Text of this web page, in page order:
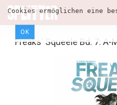
Cookies ermöglichen eine
OK
Freaks' Squeele Bd. 7: A-